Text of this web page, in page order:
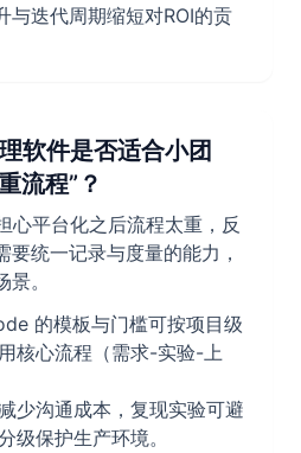
与迭代周期缩短对ROI的贡
软件是否适合小团
流程”？
心平台化之后流程太重，反
统一记录与度量的能力，
。
的模板与门槛可按项目级
核心流程（需求-实验-上
少沟通成本，复现实验可避
级保护生产环境。